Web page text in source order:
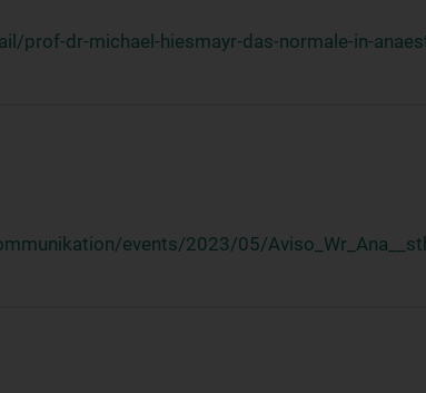
dr-michael-hiesmayr-das-normale-in-
events/2023/05/